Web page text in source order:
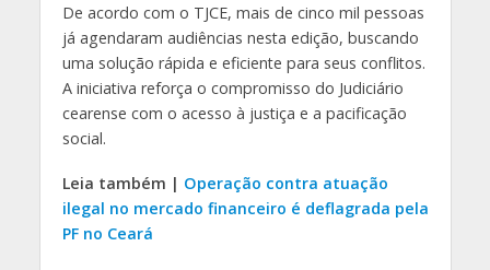
De acordo com o TJCE, mais de cinco mil pessoas
já agendaram audiências nesta edição, buscando
uma solução rápida e eficiente para seus conflitos.
A iniciativa reforça o compromisso do Judiciário
cearense com o acesso à justiça e a pacificação
social.
Leia também | Operação contra atuação
ilegal no mercado financeiro é deflagrada pela
PF no Ceará